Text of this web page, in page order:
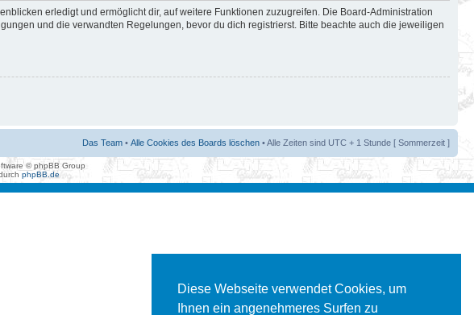
Diese Webseite verwendet Cookies, um
Ihnen ein angenehmeres Surfen zu
erledigt und ermöglicht dir, auf weitere Funktionen zuzugreifen. Die Board-Administration
und die verwandten Regelungen, bevor du dich registrierst. Bitte beachte auch die jeweiligen
Das Team • Alle Cookies des Boards löschen • Alle Zeiten sind UTC + 1 Stunde [ Sommerzeit ]
© phpBB Group
phpBB.de